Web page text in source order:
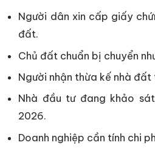
Người dân xin cấp giấy
đất.
Chủ đất chuẩn bị chuyển
Người nhận thừa kế nhà đất
Nhà đầu tư đang khảo
2026.
Doanh nghiệp cần tính chi